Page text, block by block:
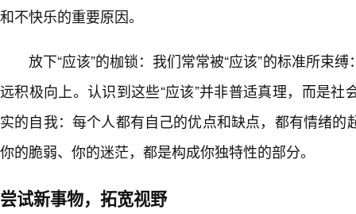
和不快乐的重要原因。
放下“应该”的枷锁：我们常常被“应该”的标准所束
远积极向上。认识到这些“应该”并非普适真理，而是社
实的自我：每个人都有自己的优点和缺点，都有情绪的
你的脆弱、你的迷茫，都是构成你独特性的部分。
尝试新事物，拓宽视野